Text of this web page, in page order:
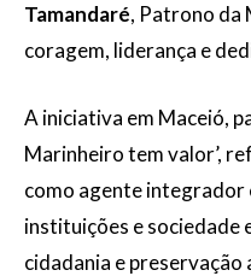
Tamandaré, Patrono da
coragem, liderança e
A iniciativa em Maceió,
Marinheiro tem valor’,
como agente integrador
instituições e sociedade
cidadania e preservação